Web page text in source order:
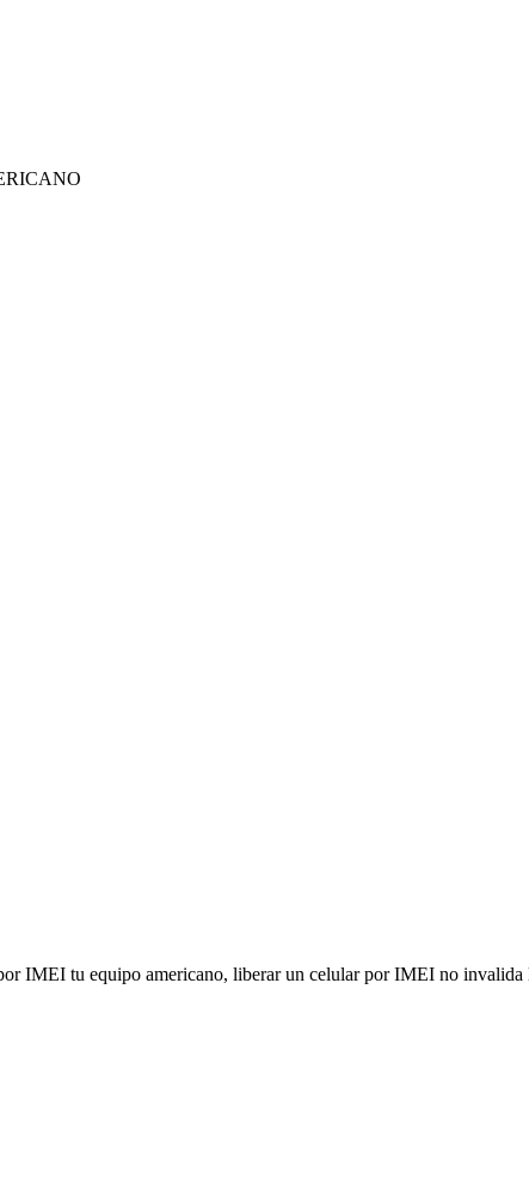
IMEI tu equipo americano, liberar un celular por IMEI no invalida